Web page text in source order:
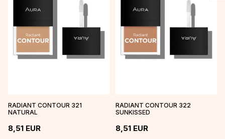
RADIANT CONTOUR 321
NATURAL
8,51 EUR
RADIANT CONTOUR 322
SUNKISSED
8,51 EUR